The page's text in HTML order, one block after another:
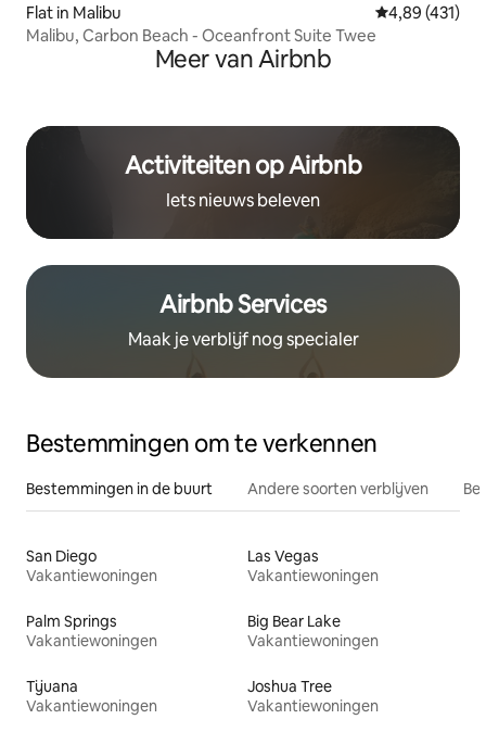
Flat in Malibu Gemiddelde
4,89 (431)
Malibu, Carbon Beach - Oceanfront Suite Twee
Meer van Airbnb
Activiteiten op Airbnb
Iets nieuws beleven
Airbnb Services
Maak je verblijf nog specialer
Bestemmingen om te verkennen
Bestemmingen in de buurt Andere soorten verblijven
San Diego
Vakantiewoningen
Las Vegas
Vakantiewoningen
Palm Springs
Vakantiewoningen
Big Bear Lake
Vakantiewoningen
Tijuana
Vakantiewoningen
Joshua Tree
Vakantiewoningen